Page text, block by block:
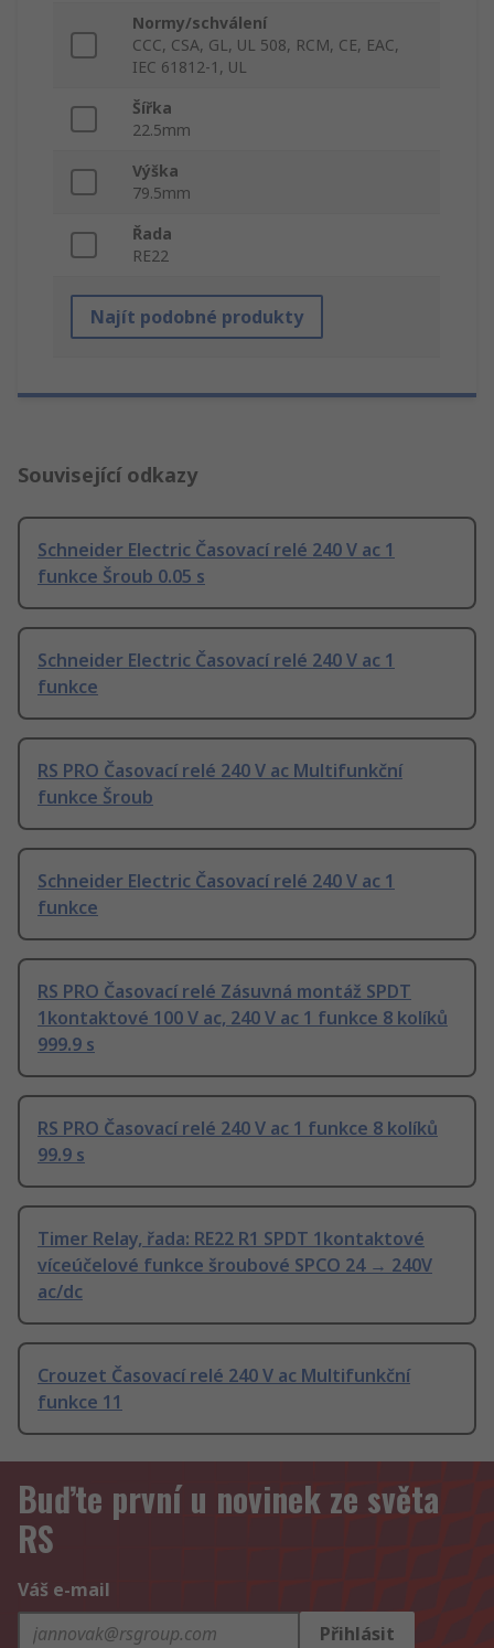
Normy/schválení
CCC, CSA, GL, UL 508, RCM, CE, EAC,
IEC 61812-1, UL
Šířka
22.5mm
Výška
79.5mm
Řada
RE22
Najít podobné produkty
Související odkazy
Schneider Electric Časovací relé 240 V ac 1
funkce Šroub 0.05 s
Schneider Electric Časovací relé 240 V ac 1
funkce
RS PRO Časovací relé 240 V ac Multifunkční
funkce Šroub
Schneider Electric Časovací relé 240 V ac 1
funkce
RS PRO Časovací relé Zásuvná montáž SPDT
1kontaktové 100 V ac, 240 V ac 1 funkce 8 kolíků
999.9 s
RS PRO Časovací relé 240 V ac 1 funkce 8 kolíků
99.9 s
Timer Relay, řada: RE22 R1 SPDT 1kontaktové
víceúčelové funkce šroubové SPCO 24 → 240V
ac/dc
Crouzet Časovací relé 240 V ac Multifunkční
funkce 11
Buďte první u novinek ze světa
RS
Váš e-mail
Přihlásit